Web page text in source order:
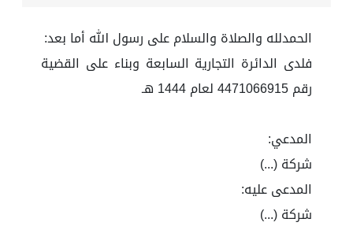
الحمدلله والصلاة والسلام على رسول الله أما بعد:
فلدى الدائرة التجارية السابعة وبناء على القضية
رقم 4471066915 لعام 1444 هـ
المدعي:
شركة (...)
المدعى عليه:
شركة (...)